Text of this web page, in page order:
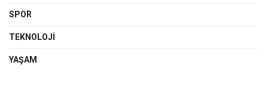
SPOR
TEKNOLOJI
YAŞAM